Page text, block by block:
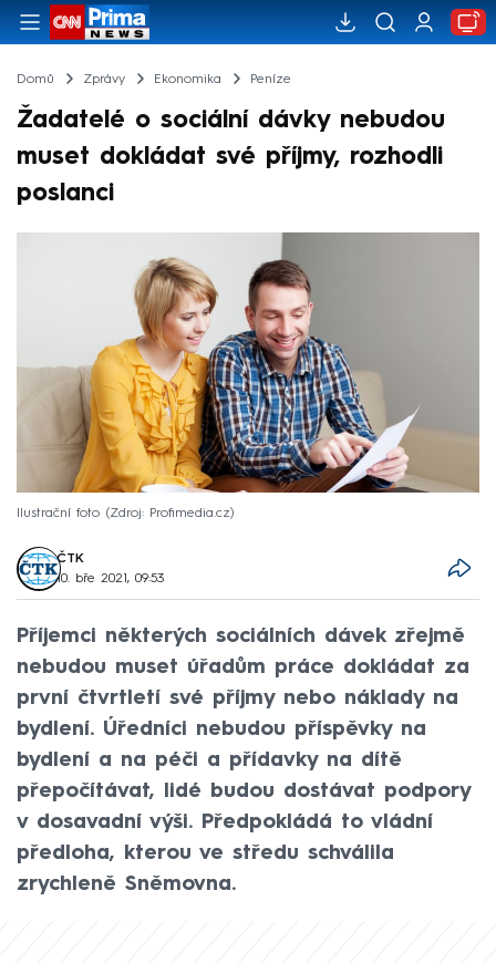
Domů Zprávy Ekonomika Peníze
Žadatelé o sociální dávky nebudou
muset dokládat své příjmy, rozhodli
poslanci
Ilustrační foto Zdroj: Profimedia.cz
ČTK
10. bře 2021, 09:53
Příjemci některých sociálních dávek zřejmě
nebudou muset úřadům práce dokládat za
první čtvrtletí své příjmy nebo náklady na
bydlení. Úředníci nebudou příspěvky na
bydlení a na péči a přídavky na dítě
přepočítávat, lidé budou dostávat podpory
v dosavadní výši. Předpokládá to vládní
předloha, kterou ve středu schválila
zrychleně Sněmovna.